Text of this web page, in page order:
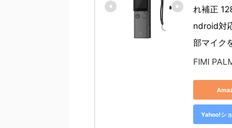
れ補正
ndroid対
部マイク
FIMI
Yahoo!シ